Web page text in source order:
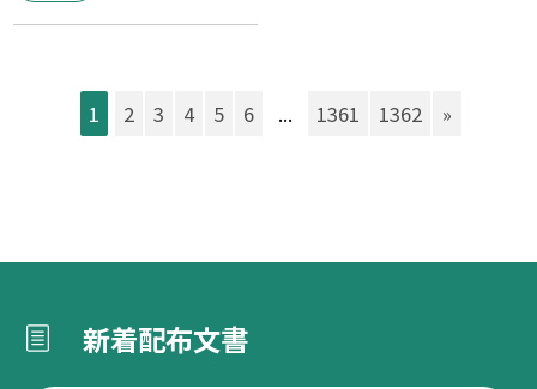
1 2 3 4 5 6 ... 1361 1362 »
新着配布文書